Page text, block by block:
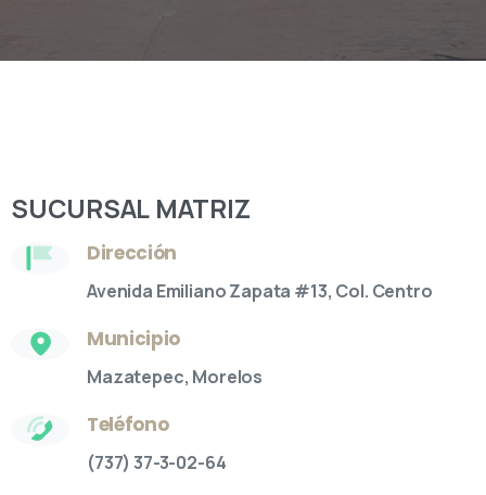
SUCURSAL MATRIZ
Dirección
Avenida Emiliano Zapata #13, Col. Centro
Municipio
Mazatepec, Morelos
Teléfono
(737) 37-3-02-64